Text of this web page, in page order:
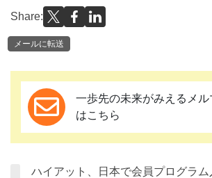
Share:
メールに転送
一歩先の未来がみえるメル
はこちら
ハイアット、日本で会員プログラ